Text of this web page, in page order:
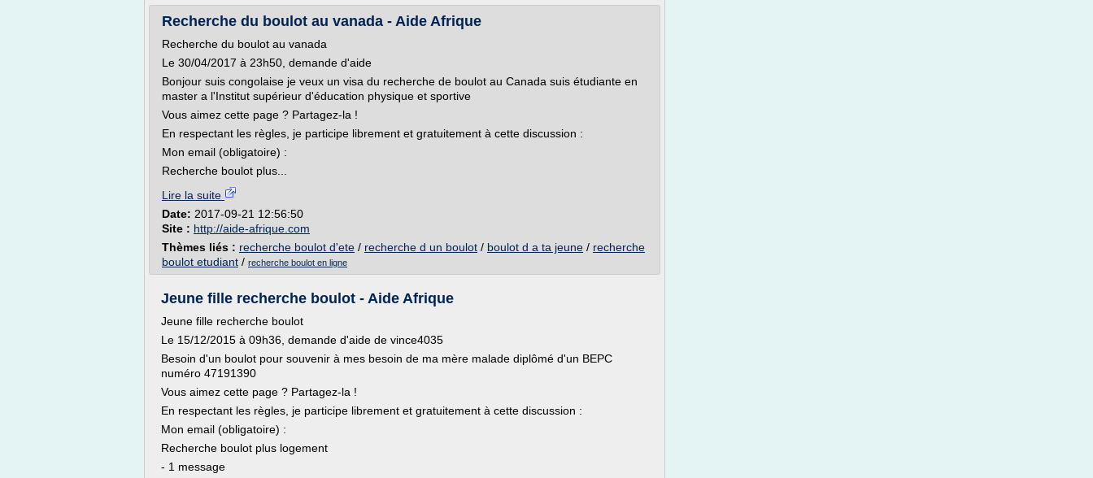
Recherche du boulot au vanada - Aide Afrique
Recherche du boulot au vanada
Le 30/04/2017 à 23h50, demande d'aide
Bonjour suis congolaise je veux un visa du recherche de boulot au Canada suis étudiante en
master a l'Institut supérieur d'éducation physique et sportive
Vous aimez cette page ? Partagez-la !
En respectant les règles, je participe librement et gratuitement à cette discussion :
Mon email (obligatoire) :
Recherche boulot plus...
Lire la suite
Date: 2017-09-21 12:56:50
Site : http://aide-afrique.com
Thèmes liés : recherche boulot d'ete / recherche d un boulot / boulot d a ta jeune / recherche
boulot etudiant / recherche boulot en ligne
Jeune fille recherche boulot - Aide Afrique
Jeune fille recherche boulot
Le 15/12/2015 à 09h36, demande d'aide de vince4035
Besoin d'un boulot pour souvenir à mes besoin de ma mère malade diplômé d'un BEPC
numéro 47191390
Vous aimez cette page ? Partagez-la !
En respectant les règles, je participe librement et gratuitement à cette discussion :
Mon email (obligatoire) :
Recherche boulot plus logement
- 1 message